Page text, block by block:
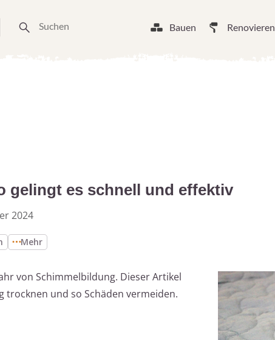
Bauen Renovieren
gelingt es schnell und effektiv
2024
Mehr
von Schimmelbildung. Dieser Artikel
trocknen und so Schäden vermeiden.